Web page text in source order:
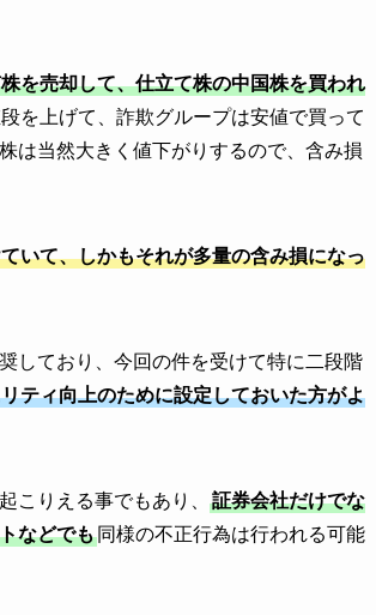
を売却して、仕立て株の中国株を買われ
を上げて、詐欺グループは安値で買って
は当然大きく値下がりするので、含み損
いて、しかもそれが多量の含み損になっ
しており、今回の件を受けて特に二段階
ティ向上のために設定しておいた方がよ
こりえる事でもあり、
証券会社だけでな
などでも 同様の不正行為は行われる可能